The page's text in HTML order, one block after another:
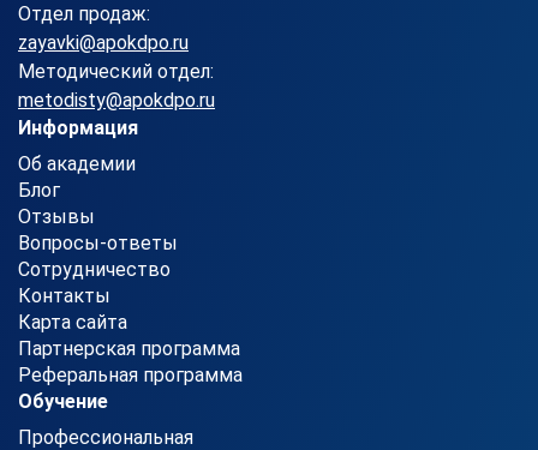
Отдел продаж:
zayavki@apokdpo.ru
Методический отдел:
metodisty@apokdpo.ru
Информация
Об академии
Блог
Отзывы
Вопросы-ответы
Сотрудничество
Контакты
Карта сайта
Партнерская программа
Реферальная программа
Обучение
Профессиональная